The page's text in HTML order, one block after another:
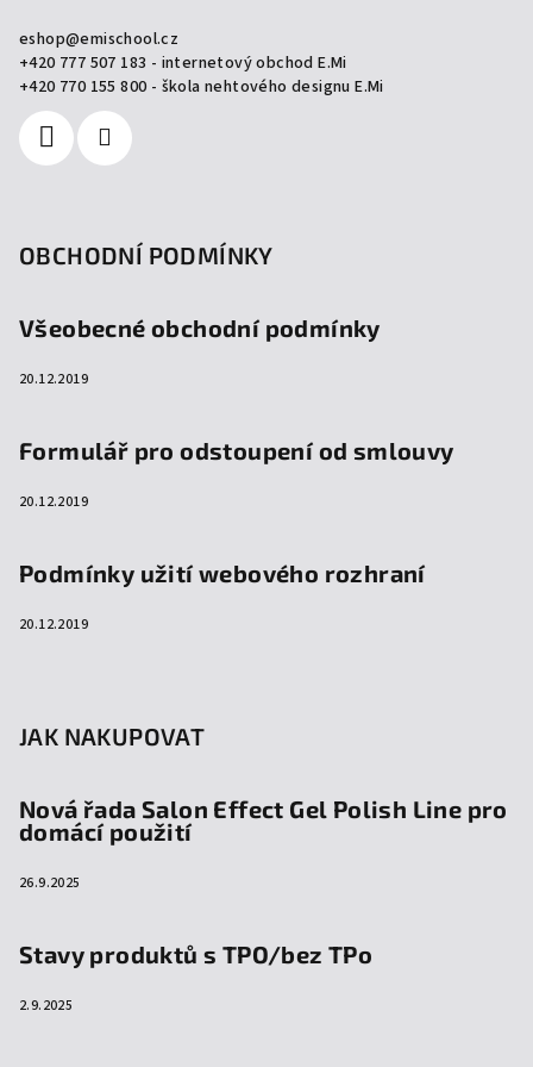
eshop@emischool.cz
+420 777 507 183 - internetový obchod E.Mi
+420 770 155 800 - škola nehtového designu E.Mi
OBCHODNÍ PODMÍNKY
Všeobecné obchodní podmínky
20.12.2019
Formulář pro odstoupení od smlouvy
20.12.2019
Podmínky užití webového rozhraní
20.12.2019
JAK NAKUPOVAT
Nová řada Salon Effect Gel Polish Line pro
domácí použití
26.9.2025
Stavy produktů s TPO/bez TPo
2.9.2025